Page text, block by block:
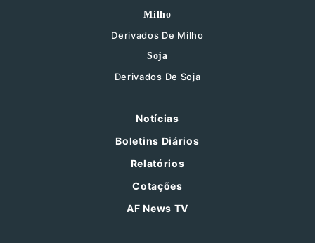
Milho
Derivados De Milho
Soja
Derivados De Soja
Notícias
Boletins Diários
Relatórios
Cotações
AF News TV